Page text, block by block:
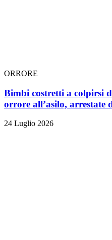
ORRORE
Bimbi costretti a colpirsi
orrore all’asilo, arrestate
24 Luglio 2026